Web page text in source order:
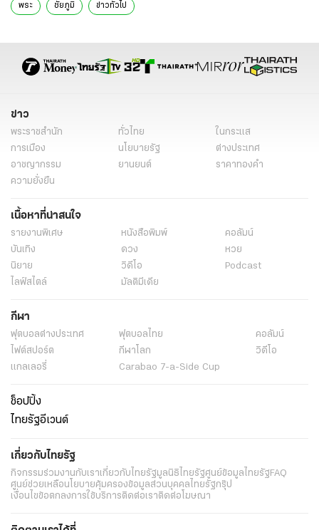
พระ ชัยภูมิ ข่าวทั่วไป
ข่าว
พระราชสำนัก ทั่วไทย
ในกระแส
การเมือง
นโยบายรัฐ
ต่างประเทศ
อาชญากรรม
ยานยนต์
ราคาทองคำ
ความยั่งยืน
เนื้อหาที่น่าสนใจ
รายงานพิเศษ หนังสือพิมพ์
คอลัมน์
บันเทิง
ดวง
หวย
นิยาย
วิดีโอ
Podcast
ไลฟ์สไตล์
มัลติมีเดีย
กีฬา
ฟุตบอลต่่างประเทศ ฟุตบอลไทย
คอลัมน์
ไฟต์สปอร์ต
กีฬาโลก
วิดีโอ
แกลเลอรี่
Carabao 7-a-Side Cup
ช็อปปิ้ง
ไทยรัฐอีเวนต์
เกี่ยวกับไทยรัฐ
กิจกรรมร่วมงานกับเราเกี่ยวกับไทยรัฐมูลนิธิไทยรัฐศูนย์ข้อมูลไทยรัฐFAQ
ศูนย์ช่วยเหลือนโยบายคุ้มครองข้อมูลส่วนบุคคลไทยรัฐกรุ๊ป
เงื่อนไขข้อตกลงการใช้บริการติดต่อเราติดต่อโฆษณา